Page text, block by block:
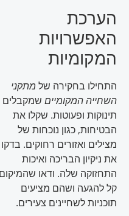
הערכת
האפשרויות
המקומיות
התחילו בחקירה שלמתקני
השחייה המקומייםשמקבלים
תינוקות ופעוטות. שקלו את
הבטיחות, כגון נוכחות של
מצילים ואזורים רחוקים. בדקו
את ניקיון הבריכה ואיכות
התחזוקה שלה. ודאו שהמיקום
קל להגעה ושהם מציעים
תוכניות לשחיינים צעירים.